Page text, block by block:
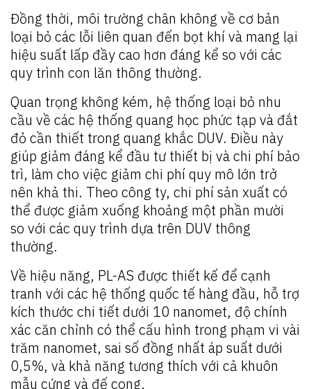
Đồng thời, môi trường chân không về cơ bản
loại bỏ các lỗi liên quan đến bọt khí và mang lại
hiệu suất lấp đầy cao hơn đáng kể so với các
quy trình con lăn thông thường.
Quan trọng không kém, hệ thống loại bỏ nhu
cầu về các hệ thống quang học phức tạp và đắt
đỏ cần thiết trong quang khắc DUV. Điều này
giúp giảm đáng kể đầu tư thiết bị và chi phí bảo
trì, làm cho việc giảm chi phí quy mô lớn trở
nên khả thi. Theo công ty, chi phí sản xuất có
thể được giảm xuống khoảng một phần mười
so với các quy trình dựa trên DUV thông
thường.
Về hiệu năng, PL-AS được thiết kế để cạnh
tranh với các hệ thống quốc tế hàng đầu, hỗ trợ
kích thước chi tiết dưới 10 nanomet, độ chính
xác căn chỉnh có thể cấu hình trong phạm vi vài
trăm nanomet, sai số đồng nhất áp suất dưới
0,5%, và khả năng tương thích với cả khuôn
mẫu cứng và đế cong.